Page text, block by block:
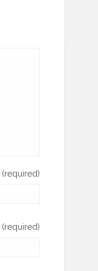
(required)
(required)